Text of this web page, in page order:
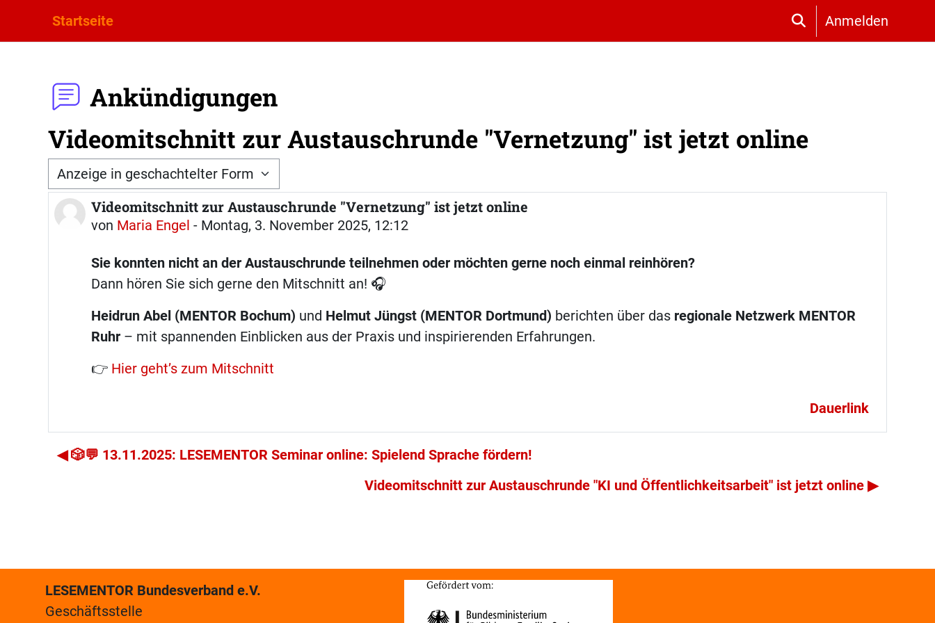
Startseite
Sucheingabe
Anmelden
Ankündigungen
Videomitschnitt zur Austauschrunde "Vernetzung" ist jetzt online
Anzeigemodus
Videomitschnitt zur Austauschrunde "Vernetzung" ist jetzt online
von Maria Engel - Montag, 3. November 2025, 12:12
Anzahl Antworten: 0
Sie konnten nicht an der Austauschrunde teilnehmen oder möchten gerne noch einmal reinhören?
Dann hören Sie sich gerne den Mitschnitt an! 🎧
Heidrun Abel (MENTOR Bochum) und Helmut Jüngst (MENTOR Dortmund) berichten über das regionale Netzwerk MENTOR
Ruhr– mit spannenden Einblicken aus der Praxis und inspirierenden Erfahrungen.
👉 Hier geht’s zum Mitschnitt
Dauerlink
◀︎ 🎲💬 13.11.2025: LESEMENTOR Seminar online: Spielend Sprache fördern!
Videomitschnitt zur Austauschrunde "KI und Öffentlichkeitsarbeit" ist jetzt online ▶︎
LESEMENTOR Bundesverband e.V.
Geschäftsstelle